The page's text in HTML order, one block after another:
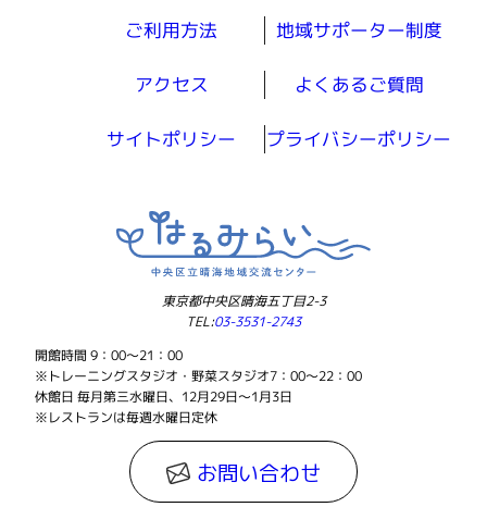
ご利用方法 地域サポーター制度
アクセス よくあるご質問
サイトポリシー プライバシーポリシー
東京都中央区晴海五丁目2-3
TEL:03-3531-2743
開館時間 9：00～21：00
※トレーニングスタジオ・野菜スタジオ7：00～22：00
休館日 毎月第三水曜日、12月29日～1月3日
※レストランは毎週水曜日定休
お問い合わせ